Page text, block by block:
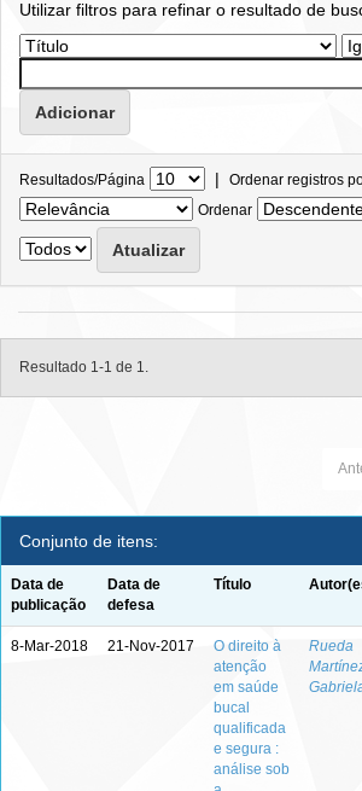
Utilizar filtros para refinar o resultado de
Resultados/Página | Ordenar registros
Ordenar
Resultado 1-1 de 1.
Conjunto de itens:
Data de
publicação
Data de
defesa
Título
8-Mar-2018 21-Nov-2017
O direito à
atenção
em saúde
bucal
qualificada
e segura :
análise sob
Rueda